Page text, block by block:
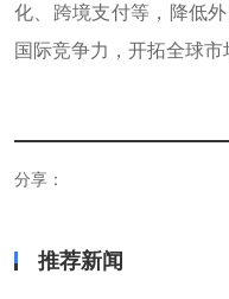
化、跨境支付等，降低
国际竞争力，开拓全球市
分享：
推荐新闻